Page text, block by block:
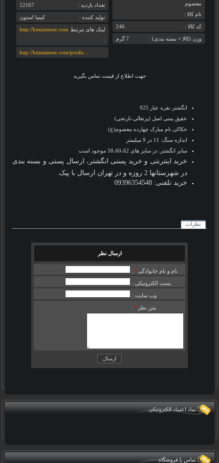
معصوم
نام کالا :
246 کد کالا :
7 گرم وزن (کالا + بسته بندی) :
12167 تعداد بازديد :
کیمیا استون تولید کننده :
http://kimiastone.com لینک های مرتبط
:
http://kimiastone.com/produ...
جهت اطلاع از قیمت تماس بگیرید
انگشتر نقره عیار 925
عقیق یمنی اصل (پرتغالی-نارنجی)
حکاکی نام مبارک چهارده معصوم(ع)
اندازه سنگ: 11 در 9 میلیمتر
سایز انگشتر: در سایز های 58،60،62 موجود است
خرید اینترنتی و خرید پستی انگشتر، ارسال پستی و بسته بندی
در شهرستانها 2 روزه و در تهران ارسال با پیک.
خرید تلفنی: 09396354548
نظرات
ارسال نظر
نام و نام خانوادگی *
:
پست الکترونیکی :
وب سایت :
متن نظر *
:
نماد اعتماد الکترونیکی
تماس با فروشگاه